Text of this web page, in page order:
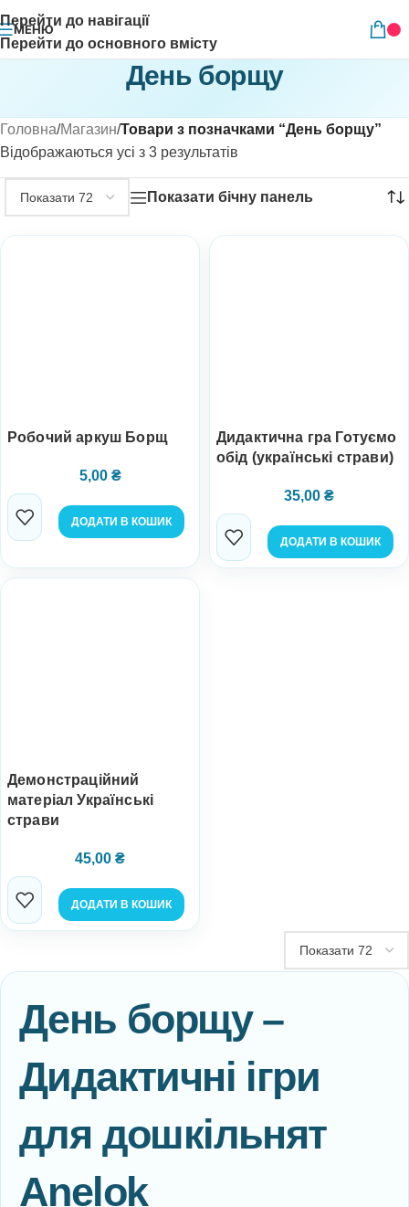
Перейти до навігації
Перейти до основного вмісту
МЕНЮ
День борщу
Головна/Магазин/Товари з позначками “День борщу”
Відображаються усі з 3 результатів
Показати бічну панель
Робочий аркуш Борщ
5,00 ₴
ДОДАТИ В КОШИК
Дидактична гра Готуємо
обід (українські страви)
35,00 ₴
ДОДАТИ В КОШИК
Демонстраційний
матеріал Українські
страви
45,00 ₴
ДОДАТИ В КОШИК
День борщу –
Дидактичні ігри
для дошкільнят
Anelok